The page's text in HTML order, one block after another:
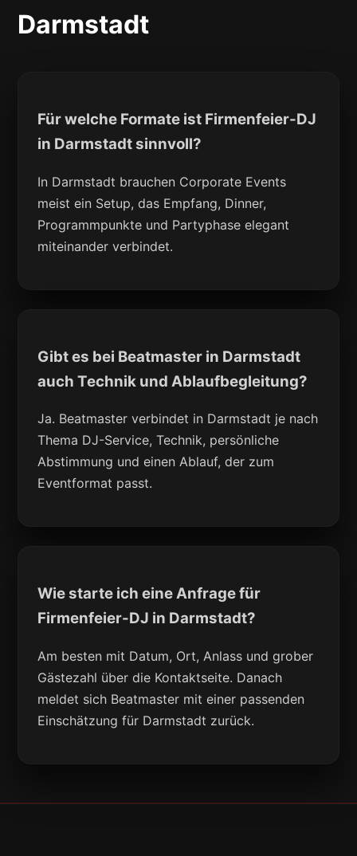
Darmstadt
Für welche Formate ist Firmenfeier-DJ
in Darmstadt sinnvoll?
In Darmstadt brauchen Corporate Events
meist ein Setup, das Empfang, Dinner,
Programmpunkte und Partyphase elegant
miteinander verbindet.
Gibt es bei Beatmaster in Darmstadt
auch Technik und Ablaufbegleitung?
Ja. Beatmaster verbindet in Darmstadt je nach
Thema DJ-Service, Technik, persönliche
Abstimmung und einen Ablauf, der zum
Eventformat passt.
Wie starte ich eine Anfrage für
Firmenfeier-DJ in Darmstadt?
Am besten mit Datum, Ort, Anlass und grober
Gästezahl über die Kontaktseite. Danach
meldet sich Beatmaster mit einer passenden
Einschätzung für Darmstadt zurück.